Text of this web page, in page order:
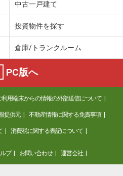
中古一戸建て
投資物件を探す
倉庫/トランクルーム
PC版へ
利用端末からの情報の外部送信について
提供元 不動産情報に関する免責事項
消費税に関する表記について
プ お問い合わせ 運営会社